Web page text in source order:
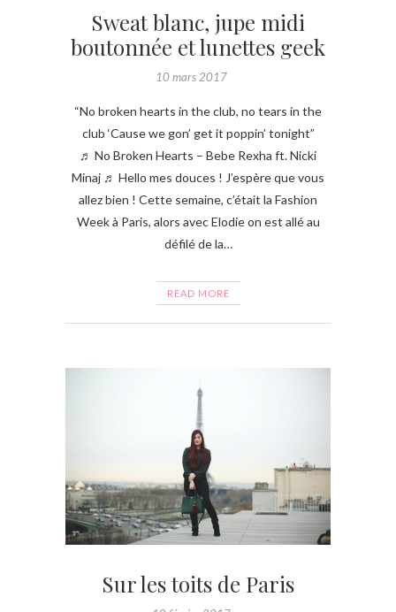
Sweat blanc, jupe midi
boutonnée et lunettes geek
10 mars 2017
“No broken hearts in the club, no tears in the
club ‘Cause we gon’ get it poppin’ tonight”
♬ No Broken Hearts – Bebe Rexha ft. Nicki
Minaj ♬ Hello mes douces ! J’espère que vous
allez bien ! Cette semaine, c’était la Fashion
Week à Paris, alors avec Elodie on est allé au
défilé de la…
READ MORE
Sur les toits de Paris